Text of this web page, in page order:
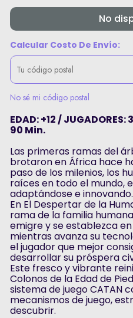
No
Calcular Costo De Envío:
No sé mi código postal
EDAD: +12 / JUGADORES:
90 Min.
Las primeras ramas del
brotaron en África hace
paso de los milenios, los
raíces en todo el mundo,
adaptándose e innovando.
En El Despertar de la
rama de la familia
emigre y se establezca
mientras avanza su
el jugador que mejor
desarrollar su próspera
Este fresco y vibrante
Colonos de la Edad de
sistema de juego CATAN
mecanismos de juego,
descubrir.